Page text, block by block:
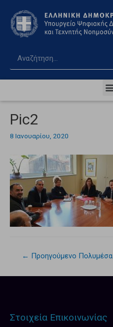
Pic2
8 Ιανουαρίου, 2020
← Προηγούμενο Πολυμέσα
Στοιχεία Επικοινωνίας